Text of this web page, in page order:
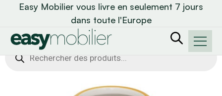
Easy Mobilier vous livre en seulement 7 jours
dans toute l'Europe
Recherche
de